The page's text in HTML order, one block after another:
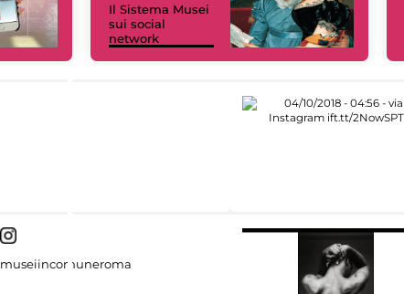
Il Sistema Musei
sui social
network
museiincomuneroma